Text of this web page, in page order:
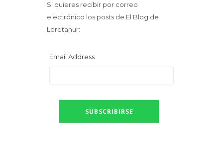
Si quieres recibir por correo
electrónico los posts de El Blog de
Loretahur:
Email Address